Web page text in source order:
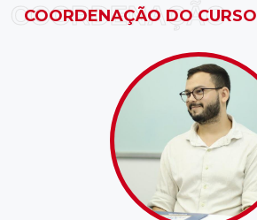
COORDENAÇÃO DO CURSO
COORDENAÇÃO